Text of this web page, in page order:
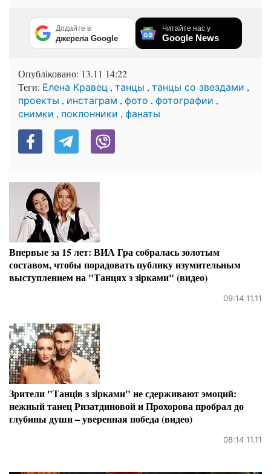
Додайте в
джерела Google
Читайте нас у
Google News
Опубліковано: 13.11 14:22
Теги: Елена Кравец , танцы , танцы со звездами ,
проекты , инстаграм , фото , фотографии ,
снимки , поклонники , фанаты
Впервые за 15 лет: ВИА Гра собралась золотым
составом, чтобы порадовать публику изумительным
выступлением на "Танцях з зірками" (видео)
09:14 11.11
Зрители "Танців з зірками" не сдерживают эмоций:
нежный танец Ризатдиновой и Прохорова пробрал до
глубины души – уверенная победа (видео)
08:14 11.11